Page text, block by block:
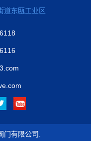
道东瓯工业区
门有限公司.